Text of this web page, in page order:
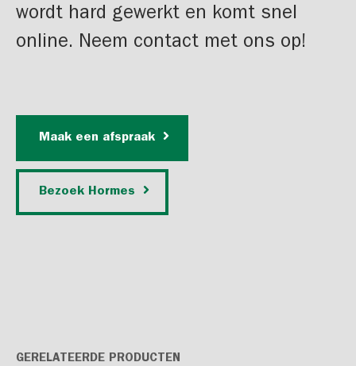
wordt hard gewerkt en komt snel
online. Neem contact met ons op!
Maak een afspraak
Bezoek Hormes
GERELATEERDE PRODUCTEN